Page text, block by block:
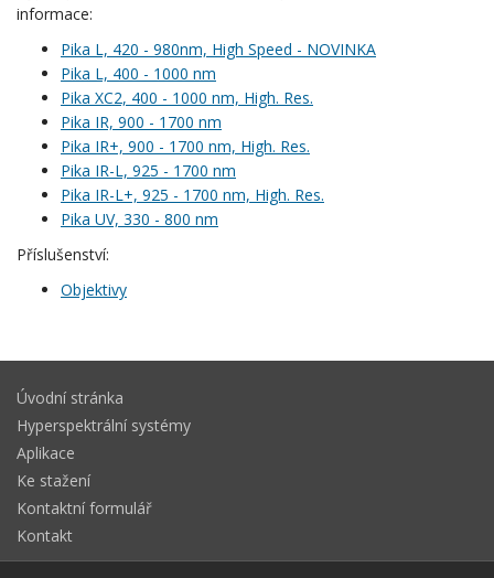
informace:
Pika L, 420 - 980nm, High Speed - NOVINKA
Pika L, 400 - 1000 nm
Pika XC2, 400 - 1000 nm, High. Res.
Pika IR, 900 - 1700 nm
Pika IR+, 900 - 1700 nm, High. Res.
Pika IR-L, 925 - 1700 nm
Pika IR-L+, 925 - 1700 nm, High. Res.
Pika UV, 330 - 800 nm
Příslušenství:
Objektivy
Úvodní stránka
Hyperspektrální systémy
Aplikace
Ke stažení
Kontaktní formulář
Kontakt